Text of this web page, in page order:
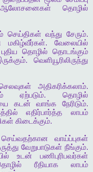
ஆலோசனைகள்
தொழில்
செய்திகள் வந்து சேரும்.
மகிழ்வீர்கள்.வேலையில்
புதிய தொழில்
தொடங்கும்
. வெளியூரிலிருந்து
அதிகரிக்கலாம்.
ஏற்படும். தொழில்
கடன் வாங்க நேரிடும்.
எதிர்பார்த்த
லாபம்
கிடைக்கும்.
செய்வதற்கான
வாய்ப்புகள்
வேறுபாடுகள் நீங்கும்.
உடன்
பணிபுரிபவர்கள்
ரீதியாக
லாபம்